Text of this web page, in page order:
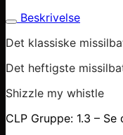
Beskrivelse
Det klassiske
Det heftigste
Shizzle my whistle
CLP Gruppe: 1.3 –